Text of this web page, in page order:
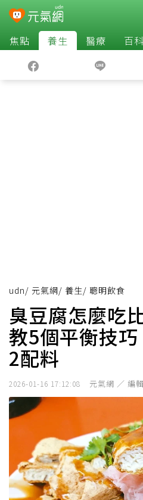
焦點 養生 醫療 百科
udn/ 元氣網/ 養生/ 聰明飲食
臭豆腐怎麼吃
教5個平衡技
2配料
2026-01-16 17:12:08 元氣網 ／ 編